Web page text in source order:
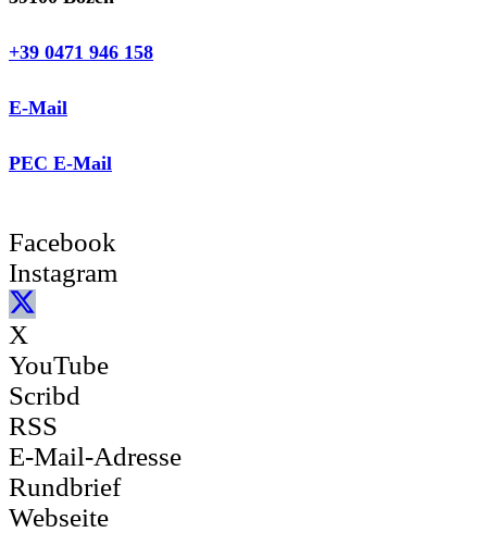
+39 0471 946 158
E-Mail
PEC E-Mail
Facebook
Instagram
X
YouTube
Scribd
RSS
E-Mail-Adresse
Rundbrief
Webseite